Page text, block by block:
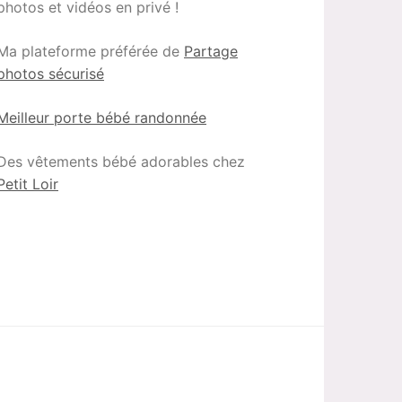
et vidéos en privé !
plateforme préférée de Partage
sécurisé
porte bébé randonnée
vêtements bébé adorables chez
Loir